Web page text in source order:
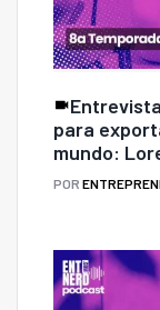
para
mundo:
POR